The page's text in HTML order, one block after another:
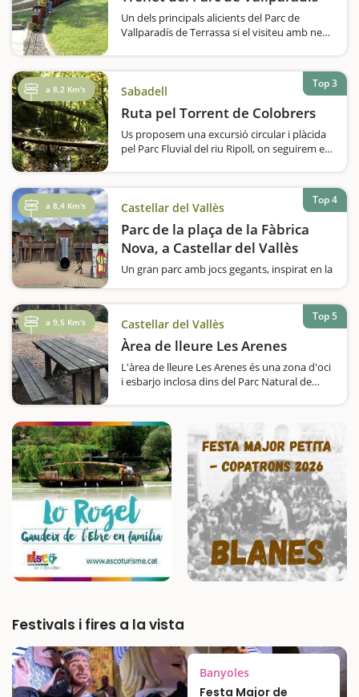
Un dels principals alicients del Parc de
Vallparadís de Terrassa si el visiteu amb nens
recorregut tan sols és d'uns 400 metres,
pujar dalt…
a 8,2 Km's Sabadell
Ruta pel Torrent de Colobrers
Us proposem una excursió circular i plàcida
pel Parc Fluvial del riu Ripoll, on seguirem el
podem descobrir paisatges verds, frescos i
humits, una cova i passarem…
Top 3
a 8,4 Km's Castellar del Vallès
Parc de la plaça de la Fàbrica
Nova, a Castellar del Vallès
Un gran parc amb jocs gegants, inspirat en la
suficients per cridar l'atenció i perquè els
nens es diverteixin i…
Top 4
a 9,5 Km's Castellar del Vallès
Àrea de lleure Les Arenes
L'àrea de lleure Les Arenes és una zona d'oci
i esbarjo inclosa dins del Parc Natural de
124. Disposa de taules sota cobert i…
Top 5
Festivals i fires a la vista
Banyoles
Festa Major de